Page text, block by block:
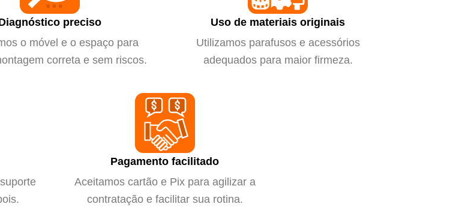
preciso
o móvel e o espaço para
correta e sem riscos.
Uso de materiais originais
Utilizamos parafusos e acessórios
adequados para maior firmeza.
Pagamento facilitado
Aceitamos cartão e Pix para agilizar a
contratação e facilitar sua rotina.